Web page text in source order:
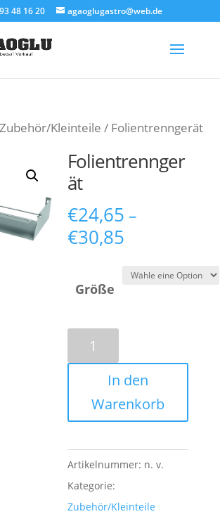
48 16 20 agaoglugastro@web.de
Zubehör/Kleinteile / Folientrenngerät
Folientrennger
ät
€24,65 –
€30,85
Größe
Folientrenngerät
Menge
In den
Warenkorb
Artikelnummer: n. v.
Kategorie:
Zubehör/Kleinteile